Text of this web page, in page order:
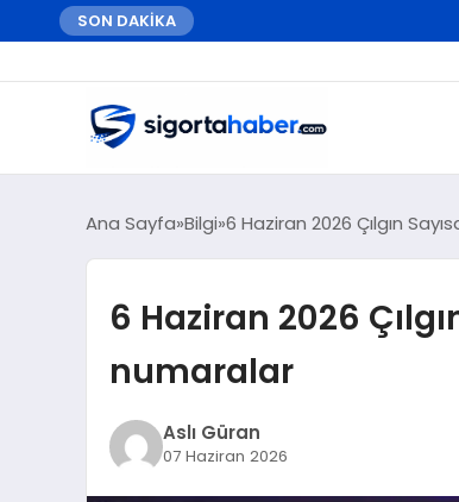
SON DAKİKA
Ana Sayfa Bilgi 6 Haziran 2026 Çılgın
6 Haziran 2026
numaralar
Aslı Güran
07 Haziran 2026